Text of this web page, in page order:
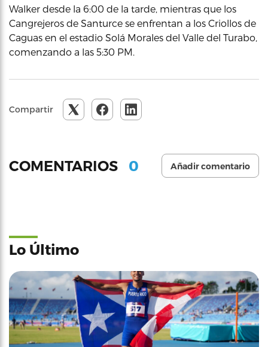
Walker desde la 6:00 de la tarde, mientras que los
Cangrejeros de Santurce se enfrentan a los Criollos de
Caguas en el estadio Solá Morales del Valle del Turabo,
comenzando a las 5:30 PM.
Compartir
COMENTARIOS 0 Añadir comentario
Lo Último